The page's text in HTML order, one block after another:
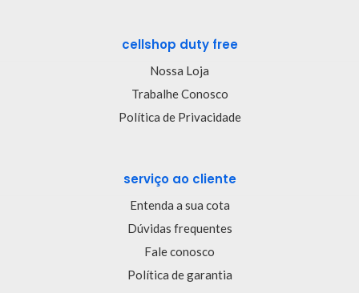
cellshop duty free
Nossa Loja
Trabalhe Conosco
Política de Privacidade
serviço ao cliente
Entenda a sua cota
Dúvidas frequentes
Fale conosco
Política de garantia